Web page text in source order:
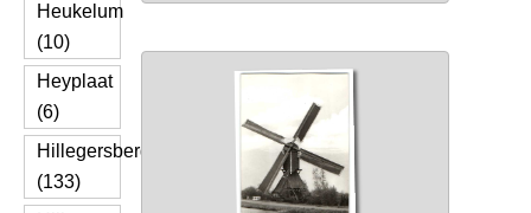
Heukelum
(10)
Heyplaat
(6)
Hillegersberg
(133)